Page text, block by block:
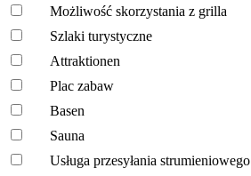
Możliwość skorzystania z grilla
Szlaki turystyczne
Attraktionen
Plac zabaw
Basen
Sauna
Usługa przesyłania strumieniowego